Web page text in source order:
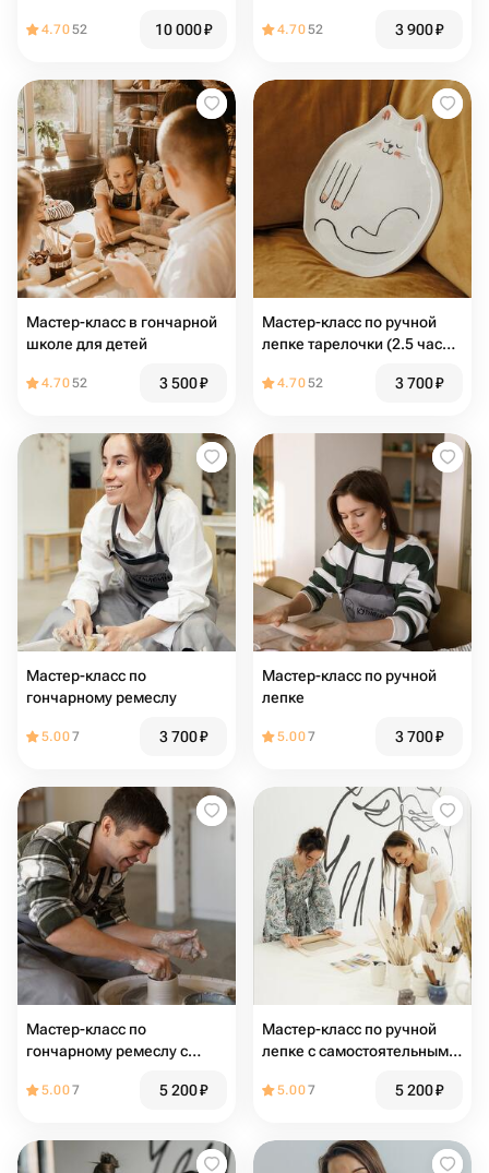
4.7052 10 000₽ 4.7052 3 900₽
Мастер-класс в гончарной
школе для детей
4.7052 3 500₽
Мастер-класс по ручной
лепке тарелочки (2.5 часа,
4.7052 3 700₽
Мастер-класс по
гончарному ремеслу
5.007 3 700₽
Мастер-класс по ручной
лепке
5.007 3 700₽
Мастер-класс по
гончарному ремеслу с
покрытием
5.007 5 200₽
Мастер-класс по ручной
лепке с самостоятельным
5.007 5 200₽